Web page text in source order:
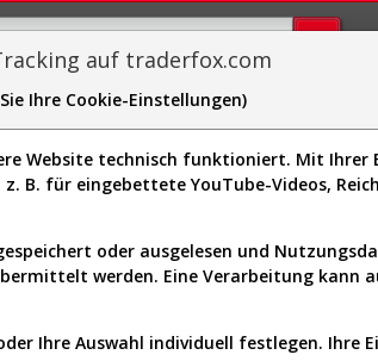
Easy-Scan Visualizations
Premium-Kunden
auf traderfox.com
Ihre Cookie-Einstellungen)
Website technisch funktioniert. Mit Ihrer
B. für eingebettete YouTube-Videos,
oder ausgelesen und
werden. Eine Verarbeitung kann
Ihre Auswahl individuell festlegen. Ihre